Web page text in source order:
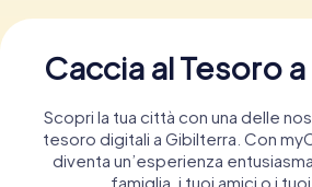
Caccia al Tesoro
Scopri la tua città con una delle
tesoro digitali a Gibilterra. Con
diventa un’esperienza
famiglia, i tuoi amici o i